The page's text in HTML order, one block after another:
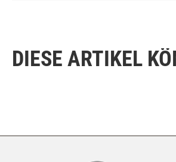
DIESE ARTIKEL